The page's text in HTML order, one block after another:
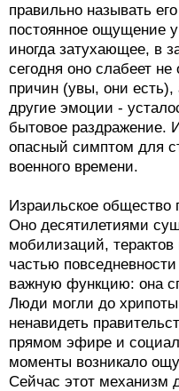
правильно называть
постоянное ощущение
иногда затухающее, в
сегодня оно слабеет не
причин (увы, они есть),
другие эмоции -
бытовое раздражение.
опасный симптом для
военного времени.
Израильское общество
Оно десятилетиями
мобилизаций,
частью
важную функцию: она
Люди могли до хрипоты
ненавидеть
прямом эфире и
моменты возникало
Сейчас этот механизм